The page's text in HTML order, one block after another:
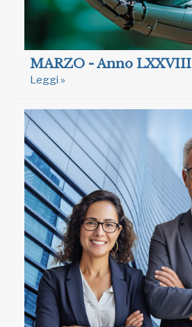
MARZO - Anno LXXVIII
Leggi »